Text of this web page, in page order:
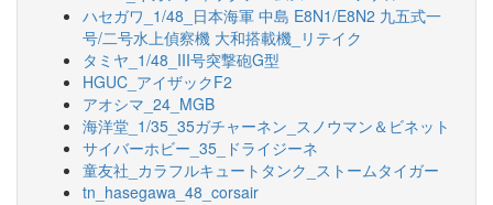
ハセガワ_1/48_日本海軍 中島 E8N1/E8N2 九五式一
号/二号水上偵察機 大和搭載機_リテイク
タミヤ_1/48_III号突撃砲G型
HGUC_アイザックF2
アオシマ_24_MGB
海洋堂_1/35_35ガチャーネン_スノウマン＆ビネット
サイバーホビー_35_ドライジーネ
童友社_カラフルキュートタンク_ストームタイガー
tn_hasegawa_48_corsair